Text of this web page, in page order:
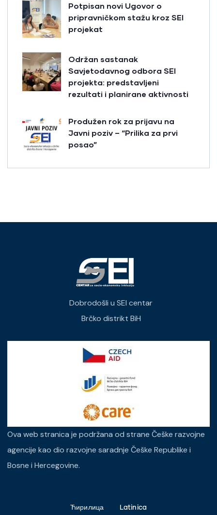
Potpisan novi Ugovor o
pripravničkom stažu kroz SEI
projekat
Održan sastanak
Savjetodavnog odbora SEI
projekta: predstavljeni
rezultati i planirane aktivnosti
Produžen rok za prijavu na
Javni poziv – “Prilika za prvi
posao”
Dobrodošli u SEI centar
Brčko distrikt BiH
Ova web stranica je podržana od strane Češke razvojne
agencije kao dio razvojne saradnje Češke Republike i
Bosne i Hercegovine.
Ћирилица Latinica